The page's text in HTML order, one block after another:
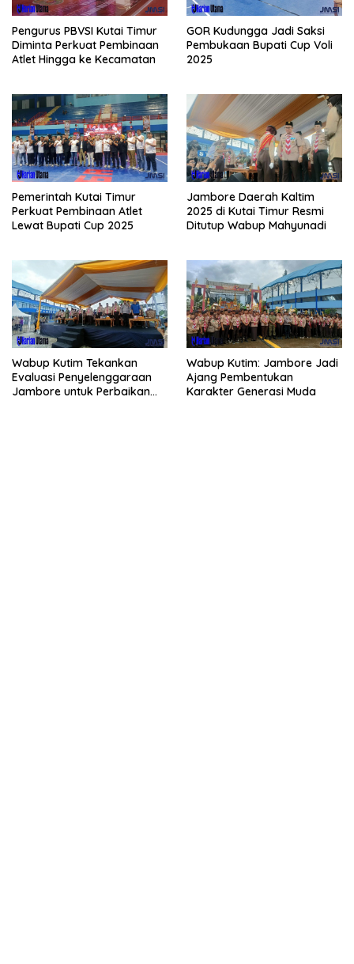
Pengurus PBVSI Kutai Timur
Diminta Perkuat Pembinaan
Atlet Hingga ke Kecamatan
GOR Kudungga Jadi Saksi
Pembukaan Bupati Cup Voli
2025
Pemerintah Kutai Timur
Perkuat Pembinaan Atlet
Lewat Bupati Cup 2025
Jambore Daerah Kaltim
2025 di Kutai Timur Resmi
Ditutup Wabup Mahyunadi
Wabup Kutim Tekankan
Evaluasi Penyelenggaraan
Jambore untuk Perbaikan
Wabup Kutim: Jambore Jadi
Ajang Pembentukan
Karakter Generasi Muda